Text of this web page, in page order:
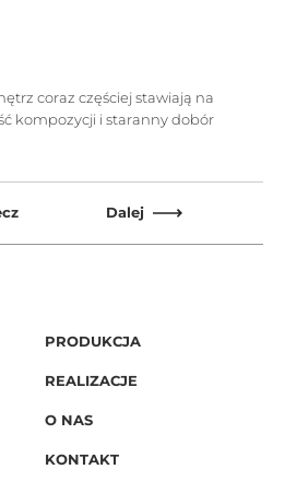
coraz częściej stawiają na
kompozycji i staranny dobór
Dalej
PRODUKCJA
REALIZACJE
O NAS
KONTAKT